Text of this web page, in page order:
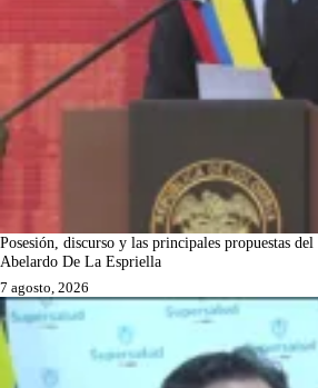
Posesión, discurso y las principales propuestas
Abelardo De La Espriella
7 agosto, 2026